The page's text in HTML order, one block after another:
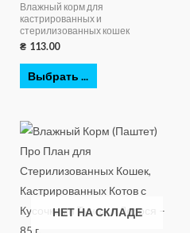
Влажный корм для
кастрированных и
стерилизованных кошек
₴ 113.00
Выбрать ...
НЕТ НА СКЛАДЕ